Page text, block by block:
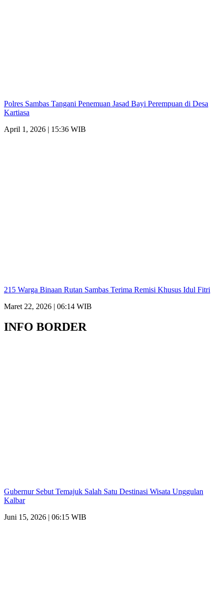
Polres Sambas Tangani Penemuan Jasad Bayi Perempuan di Desa
Kartiasa
April 1, 2026 | 15:36 WIB
215 Warga Binaan Rutan Sambas Terima Remisi Khusus Idul Fitri
Maret 22, 2026 | 06:14 WIB
INFO BORDER
Gubernur Sebut Temajuk Salah Satu Destinasi Wisata Unggulan
Kalbar
Juni 15, 2026 | 06:15 WIB